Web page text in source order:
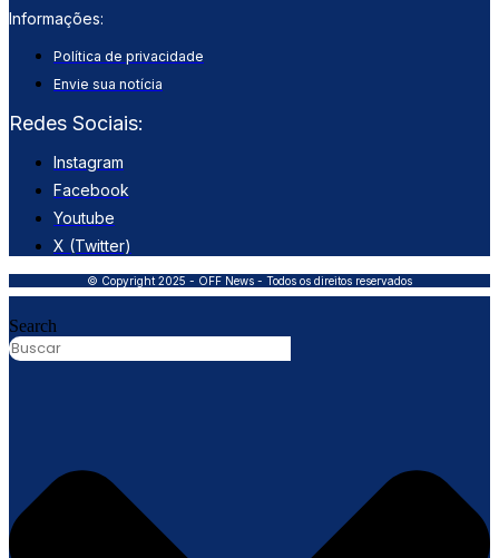
Informações:
Política de privacidade
Envie sua notícia
Redes Sociais:
Instagram
Facebook
Youtube
X (Twitter)
© Copyright 2025 - OFF News - Todos os direitos reservados
Search